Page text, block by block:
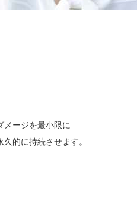
メージを最小限に
的に持続させます。